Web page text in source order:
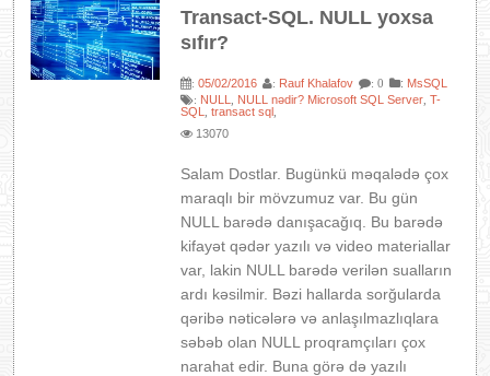
Transact-SQL. NULL yoxsa
sıfır?
:05/02/2016 : Rauf Khalafov : 0 : MsSQL
: NULL NULL nədir? Microsoft SQL Server ,T-
SQL
,transact sql
13070
Salam Dostlar. Bugünkü məqalədə çox
maraqlı bir mövzumuz var. Bu gün
NULL barədə danışacağıq. Bu barədə
kifayət qədər yazılı və video materiallar
var, lakin NULL barədə verilən sualların
ardı kəsilmir. Bəzi hallarda sorğularda
qəribə nəticələrə və anlaşılmazlıqlara
səbəb olan NULL proqramçıları çox
narahat edir. Buna görə də yazılı